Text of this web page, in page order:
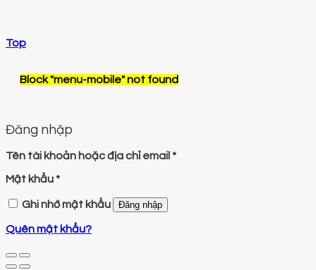
Top
Block"menu-mobile"not found
Đăng nhập
Tên tài khoản hoặc địa chỉ email *
Mật khẩu*
Ghi nhớ mật khẩu Đăng nhập
Quên mật khẩu?